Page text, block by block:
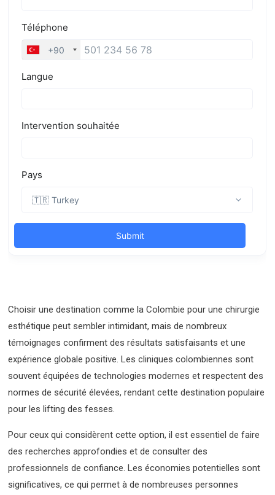
Choisir une destination comme la Colombie pour une chirurgie
esthétique peut sembler intimidant, mais de nombreux
témoignages confirment des résultats satisfaisants et une
expérience globale positive. Les cliniques colombiennes sont
souvent équipées de technologies modernes et respectent des
normes de sécurité élevées, rendant cette destination populaire
pour les lifting des fesses.
Pour ceux qui considèrent cette option, il est essentiel de faire
des recherches approfondies et de consulter des
professionnels de confiance. Les économies potentielles sont
significatives, ce qui permet à de nombreuses personnes